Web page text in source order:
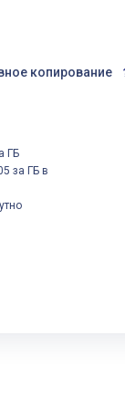
копирование
ГБ
за ГБ в